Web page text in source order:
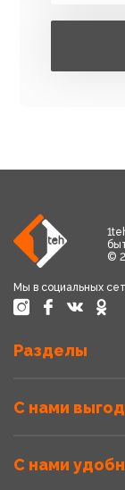
©
Мы в социальных
Разделы
С нами
С нами